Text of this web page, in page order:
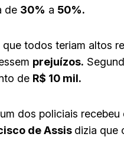
de 30% a 50%.
todos teriam altos
prejuízos.
de R$ 10 mil.
dos policiais
de Assis dizia que